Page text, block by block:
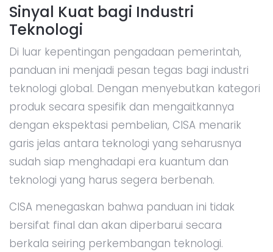
Sinyal Kuat bagi Industri
Teknologi
Di luar kepentingan pengadaan pemerintah,
panduan ini menjadi pesan tegas bagi industri
teknologi global. Dengan menyebutkan kategori
produk secara spesifik dan mengaitkannya
dengan ekspektasi pembelian, CISA menarik
garis jelas antara teknologi yang seharusnya
sudah siap menghadapi era kuantum dan
teknologi yang harus segera berbenah.
CISA menegaskan bahwa panduan ini tidak
bersifat final dan akan diperbarui secara
berkala seiring perkembangan teknologi.